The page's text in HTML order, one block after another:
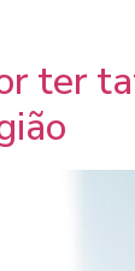
ter